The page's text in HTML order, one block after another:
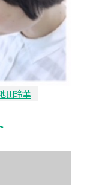
田玲華